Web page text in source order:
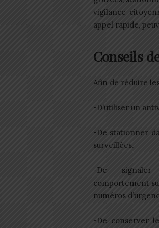
vigilance
appel rapide,
Conseils
Afin de réduire
-D’utiliser un
-De stationner
surveillées.
-De signaler
comportement
numéros
-De conserver